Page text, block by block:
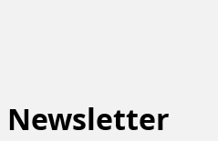
Newsletter